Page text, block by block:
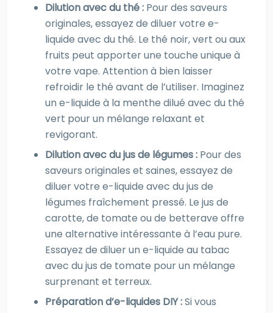
Dilution avec du thé : Pour des saveurs
originales, essayez de diluer votre e-
liquide avec du thé. Le thé noir, vert ou aux
fruits peut apporter une touche unique à
votre vape. Attention à bien laisser
refroidir le thé avant de l’utiliser. Imaginez
un e-liquide à la menthe dilué avec du thé
vert pour un mélange relaxant et
revigorant.
Dilution avec du jus de légumes : Pour des
saveurs originales et saines, essayez de
diluer votre e-liquide avec du jus de
légumes fraîchement pressé. Le jus de
carotte, de tomate ou de betterave offre
une alternative intéressante à l’eau pure.
Essayez de diluer un e-liquide au tabac
avec du jus de tomate pour un mélange
surprenant et terreux.
Préparation d’e-liquides DIY :Si vous